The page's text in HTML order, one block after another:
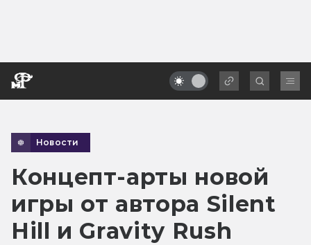
Новости
Концепт-арты новой
игры от автора Silent
Hill и Gravity Rush